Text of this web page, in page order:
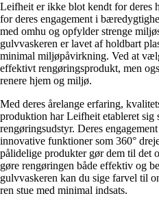
Leifheit er ikke blot kendt for deres
for deres engagement i
med omhu og opfylder strenge
gulvvaskeren er lavet af holdbart
minimal miljøpåvirkning. Ved at
effektivt rengøringsprodukt, men
renere hjem og miljø.
Med deres årelange erfaring,
produktion har Leifheit etableret sig
rengøringsudstyr. Deres
innovative funktioner som 360°
pålidelige produkter gør dem til det
gøre rengøringen både effektiv og
gulvvaskeren kan du sige farvel til
ren stue med minimal indsats.